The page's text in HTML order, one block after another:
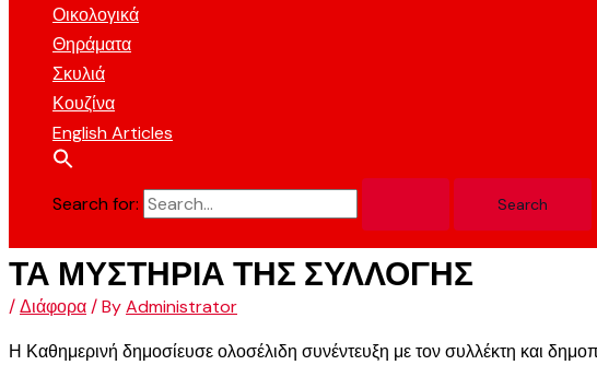
Οικολογικά
Θηράματα
Σκυλιά
Κουζίνα
English Articles
Search for:
ΤΑ ΜΥΣΤΗΡΙΑ ΤΗΣ ΣΥΛΛΟΓΗΣ
/Διάφορα/ ByAdministrator
Η Καθημερινή δημοσίευσε ολοσέλιδη συνέντευξη με τον συλλέκτη και